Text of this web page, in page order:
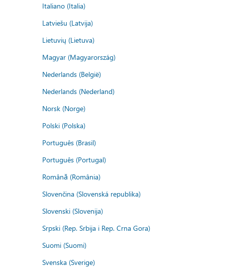
Italiano (Italia)
Latviešu (Latvija)
Lietuvių (Lietuva)
Magyar (Magyarország)
Nederlands (België)
Nederlands (Nederland)
Norsk (Norge)
Polski (Polska)
Português (Brasil)
Português (Portugal)
Română (România)
Slovenčina (Slovenská republika)
Slovenski (Slovenija)
Srpski (Rep. Srbija i Rep. Crna Gora)
Suomi (Suomi)
Svenska (Sverige)